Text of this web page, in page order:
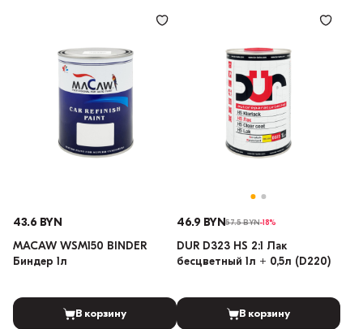
43.6 BYN
MACAW WSM150 BINDER
Биндер 1л
В корзину
46.9 BYN57.5 BYN-18%
DUR D323 HS 2:1 Лак
бесцветный 1л + 0,5л (D220)
В корзину